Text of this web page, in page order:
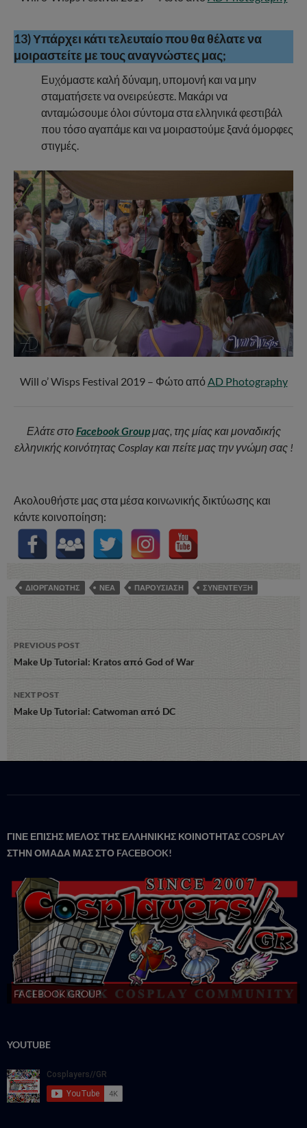
13) Υπάρχει κάτι τελευταίο που θα θέλατε να
μοιραστείτε με τους αναγνώστες μας;
Ευχόμαστε καλή δύναμη, υπομονή και να μην
σταματήσετε να ονειρεύεστε. Μακάρι να
ανταμώσουμε όλοι σύντομα στα ελληνικά φεστιβάλ
που τόσο αγαπάμε και να μοιραστούμε ξανά όμορφες
στιγμές.
Will o’ Wisps Festival 2019 – Φώτο από AD Photography
Ελάτε στοFacebook Groupμας, της μίας και μοναδικής
ελληνικής κοινότητας Cosplay και πείτε μας την γνώμη σας !
Ακολουθήστε μας στα μέσα κοινωνικής δικτύωσης και
κάντε κοινοποίηση:
ΔΙΟΡΓΑΝΩΤΗΣ ΝΕΑ ΠΑΡΟΥΣΙΑΣΗ ΣΥΝΕΝΤΕΥΞΗ
Post
navigation
PREVIOUS POST
Make Up Tutorial: Kratos από God of War
NEXT POST
Make Up Tutorial: Catwoman από DC
ΓΙΝΕ ΕΠΙΣΗΣ ΜΕΛΟΣ ΤΗΣ ΕΛΛΗΝΙΚΗΣ ΚΟΙΝΟΤΗΤΑΣ COSPLAY
ΣΤΗΝ ΟΜΑΔΑ ΜΑΣ ΣΤΟ FACΕBOOK!
FACEBOOK GROUP
YOUTUBE